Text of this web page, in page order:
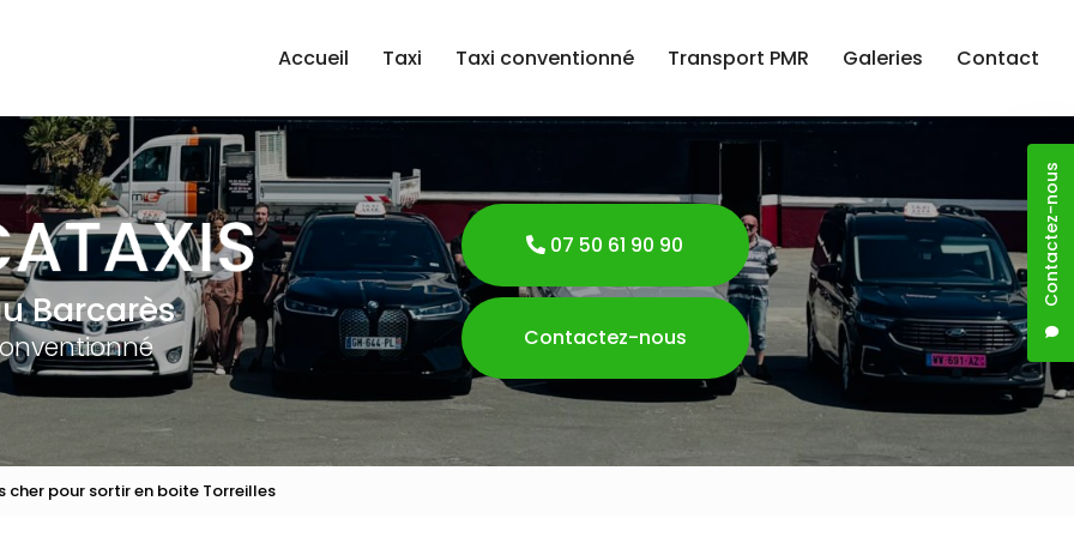
Contactez-nous
Accueil
Taxi Taxi conventionné Transport PMR Galeries Contact
Barcarès
07 50 61 90 90
Contactez-nous
cher pour sortir en boite Torreilles